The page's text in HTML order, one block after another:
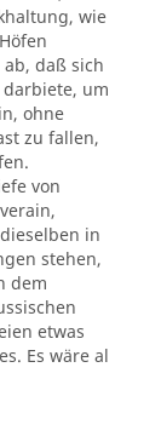
wie
daß sich
um
ohne
zu fallen,
von
in
stehen,
dem
etwas
Es wäre al